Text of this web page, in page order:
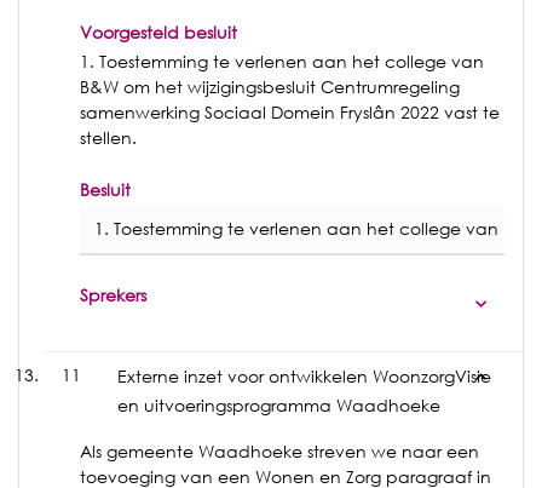
Voorgesteld besluit
1. Toestemming te verlenen aan het college van
B&W om het wijzigingsbesluit Centrumregeling
samenwerking Sociaal Domein Fryslân 2022 vast te
stellen.
Besluit
1. Toestemming te verlenen aan het college van
Sprekers
11
Externe inzet voor ontwikkelen WoonzorgVisie
en uitvoeringsprogramma Waadhoeke
Als gemeente Waadhoeke streven we naar een
toevoeging van een Wonen en Zorg paragraaf in